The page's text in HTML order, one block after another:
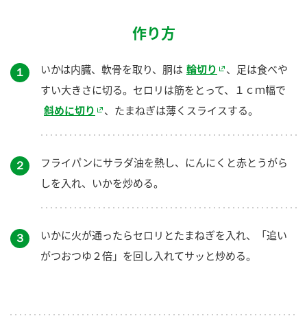
作り方
１ いかは内臓、軟骨を取り、胴は 輪切り
、足は食べや
すい大きさに切る。セロリは筋をとって、１ｃｍ幅で
斜めに切り
、たまねぎは薄くスライスする。
２
フライパンにサラダ油を熱し、にんにくと赤とうがら
しを入れ、いかを炒める。
３
いかに火が通ったらセロリとたまねぎを入れ、「追い
がつおつゆ２倍」を回し入れてサッと炒める。